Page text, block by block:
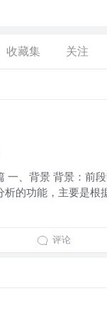
收藏集 关注
、背景 背景：前段
的功能，主要是根
评论